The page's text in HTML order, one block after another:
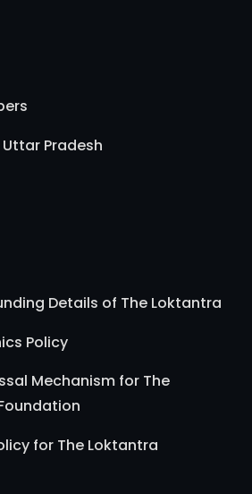
Pradesh
Details of The Loktantra
Policy
Mechanism for The
for The Loktantra